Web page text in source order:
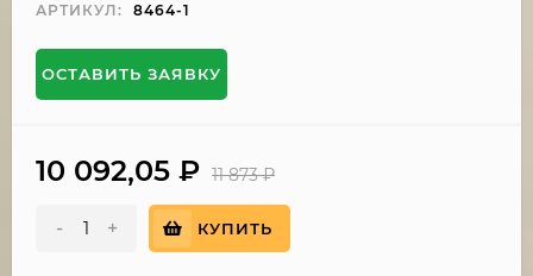
АРТИКУЛ: 8464-1
ОСТАВИТЬ ЗАЯВКУ
10 092,05 ₽ 11 873₽
- + КУПИТЬ